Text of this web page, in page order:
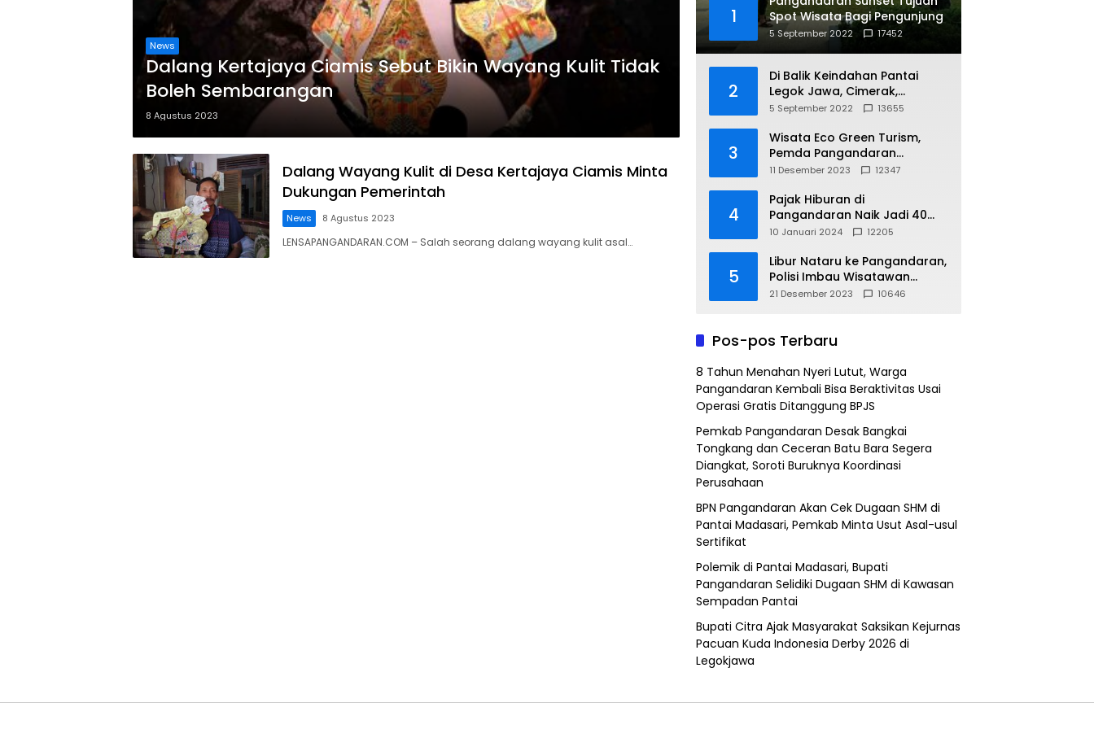
News
Dalang Kertajaya Ciamis Sebut Bikin Wayang Kulit Tidak
Boleh Sembarangan
8 Agustus 2023
Dalang Wayang Kulit di Desa Kertajaya Ciamis Minta
Dukungan Pemerintah
News 8 Agustus 2023
LENSAPANGANDARAN.COM – Salah seorang dalang wayang kulit asal…
1
Spot Wisata Bagi Pengunjung
5 September 2022 17452
2
Di Balik Keindahan Pantai
Legok Jawa, Cimerak,
Pangandaran
5 September 2022 13655
3
Wisata Eco Green Turism,
Pemda Pangandaran
Gandeng PLN
11 Desember 2023 12347
4
Pajak Hiburan di
Pangandaran Naik Jadi 40
Persen
10 Januari 2024 12205
5
Libur Nataru ke Pangandaran,
Polisi Imbau Wisatawan
Gunakan Jalur Arteri
21 Desember 2023 10646
Pos-pos Terbaru
8 Tahun Menahan Nyeri Lutut, Warga
Pangandaran Kembali Bisa Beraktivitas Usai
Operasi Gratis Ditanggung BPJS
Pemkab Pangandaran Desak Bangkai
Tongkang dan Ceceran Batu Bara Segera
Diangkat, Soroti Buruknya Koordinasi
Perusahaan
BPN Pangandaran Akan Cek Dugaan SHM di
Pantai Madasari, Pemkab Minta Usut Asal-usul
Sertifikat
Polemik di Pantai Madasari, Bupati
Pangandaran Selidiki Dugaan SHM di Kawasan
Sempadan Pantai
Bupati Citra Ajak Masyarakat Saksikan Kejurnas
Pacuan Kuda Indonesia Derby 2026 di
Legokjawa